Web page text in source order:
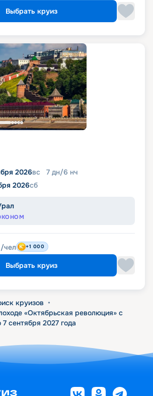
Выбрать круиз
2026вс 7 дн/6 нч
2026сб
/чел +1 000
Выбрать круиз
круизов •
«Октябрьская революция» с
7 сентября 2027 года